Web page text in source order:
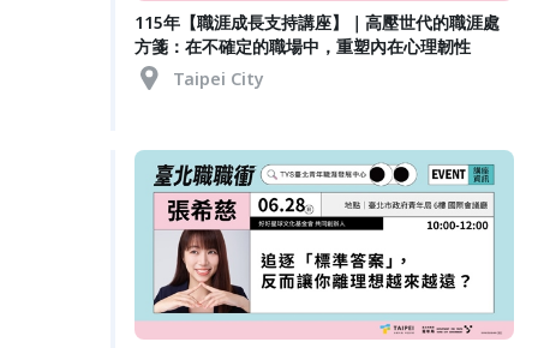
115年【職涯成長支持講座】｜高壓世代的職涯處
方箋：在不確定的職場中，重塑內在心理韌性
Taipei City